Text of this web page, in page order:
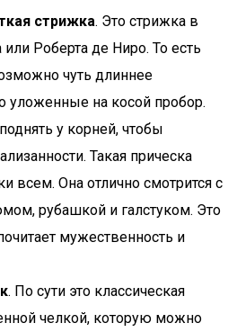
стрижка. Это стрижка в
Роберта де Ниро. То есть
чуть длиннее
уложенные на косой пробор.
у корней, чтобы
Такая прическа
всем. Она отлично смотрится с
рубашкой и галстуком. Это
мужественность и
. По сути это классическая
челкой, которую можно